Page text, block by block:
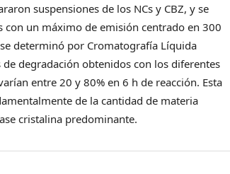
suspensiones de los NCs y CBZ, y se
con un máximo de emisión centrado en 300
determinó por Cromatografía Líquida
de degradación obtenidos con los diferentes
entre 20 y 80% en 6 h de reacción. Esta
de la cantidad de materia
cristalina predominante.